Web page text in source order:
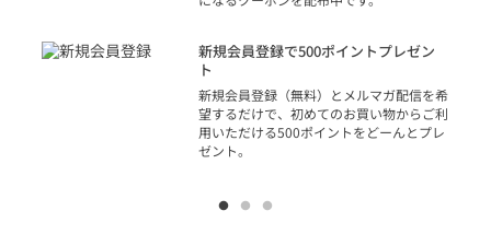
新規会員登録で500ポイントプレゼン
ト
新規会員登録（無料）とメルマガ配信を希
望するだけで、初めてのお買い物からご利
用いただける500ポイントをどーんとプレ
ゼント。